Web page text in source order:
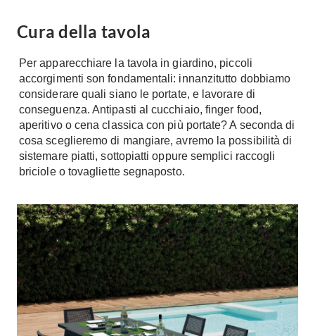
Notte
Letti
Comodino
Camere Classiche
Lenzuola
Piumini
Letti Contenitore
Armadi
Armadio ante Battenti
Armadi ante
Scorrevoli
Cabine Armadio
Armadi su misura
Il Verde
Restauri
Impianti
Hi-Fi
Televisori
Console
Porte
Blindate
Porte Interne
Porte Scorrevoli
Cura della tavola
Per apparecchiare la tavola in giardino, piccoli
accorgimenti son fondamentali: innanzitutto dobbiamo
considerare quali siano le portate, e lavorare di
conseguenza. Antipasti al cucchiaio, finger food,
aperitivo o cena classica con più portate? A seconda di
cosa sceglieremo di mangiare, avremo la possibilità di
sistemare piatti, sottopiatti oppure semplici raccogli
briciole o tovagliette segnaposto.